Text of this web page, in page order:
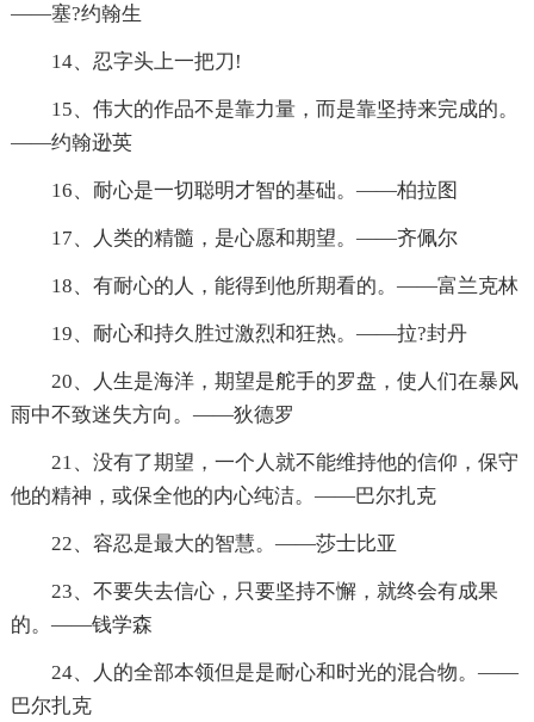
——塞?约翰生
14、忍字头上一把刀!
15、伟大的作品不是靠力量，而是靠坚持来完成的。
——约翰逊英
16、耐心是一切聪明才智的基础。——柏拉图
17、人类的精髓，是心愿和期望。——齐佩尔
18、有耐心的人，能得到他所期看的。——富兰克林
19、耐心和持久胜过激烈和狂热。——拉?封丹
20、人生是海洋，期望是舵手的罗盘，使人们在暴风
雨中不致迷失方向。——狄德罗
21、没有了期望，一个人就不能维持他的信仰，保守
他的精神，或保全他的内心纯洁。——巴尔扎克
22、容忍是最大的智慧。——莎士比亚
23、不要失去信心，只要坚持不懈，就终会有成果
的。——钱学森
24、人的全部本领但是是耐心和时光的混合物。——
巴尔扎克